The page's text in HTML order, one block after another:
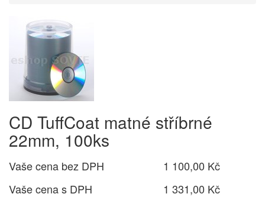
CD TuffCoat matné stříbrné
22mm, 100ks
Vaše cena bez DPH
1 100,00 Kč
Vaše cena s DPH
1 331,00 Kč